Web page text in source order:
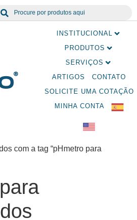
INSTITUCIONAL
PRODUTOS
SERVIÇOS
ARTIGOS
CONTATO
SOLICITE UMA COTAÇÃO
MINHA CONTA
com a tag “pHmetro para